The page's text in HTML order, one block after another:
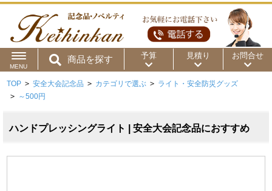
MENU
商品を探す 予算
用途から ～50円 ～100円 ～200円
～500円
見積り お問合せ
TOP > 安全大会記念品 > カテゴリで選ぶ > ライト・安全防災グッズ
> ～500円
ハンドプレッシングライト | 安全大会記念品におすすめ